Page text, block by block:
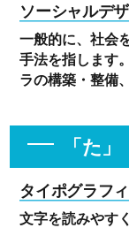
ソーシャルデ
一般的に、社会
手法を指します
ラの構築・整備
「た」
タイポグラフィ
文字を読みやす